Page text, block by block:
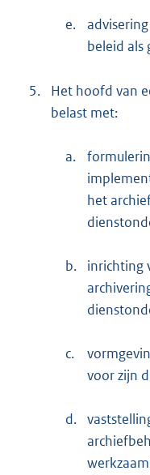
e.
beleid als
5.
Het hoofd van
belast met:
a.
het
b.
inrichting
c.
voor zijn
d.